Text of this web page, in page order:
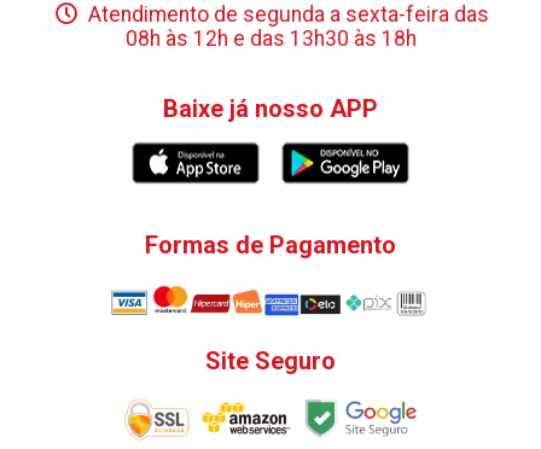
Atendimento de segunda a sexta-feira das
08h às 12h e das 13h30 às 18h
Baixe já nosso APP
Formas de Pagamento
Site Seguro